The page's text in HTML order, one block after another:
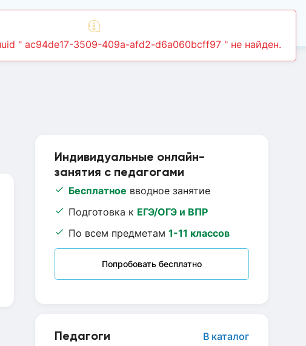
Индивидуальные онлайн-
занятия с педагогами
Бесплатное вводное занятие
Подготовка к ЕГЭ/ОГЭ и ВПР
По всем предметам 1-11 классов
Попробовать бесплатно
Педагоги В каталог